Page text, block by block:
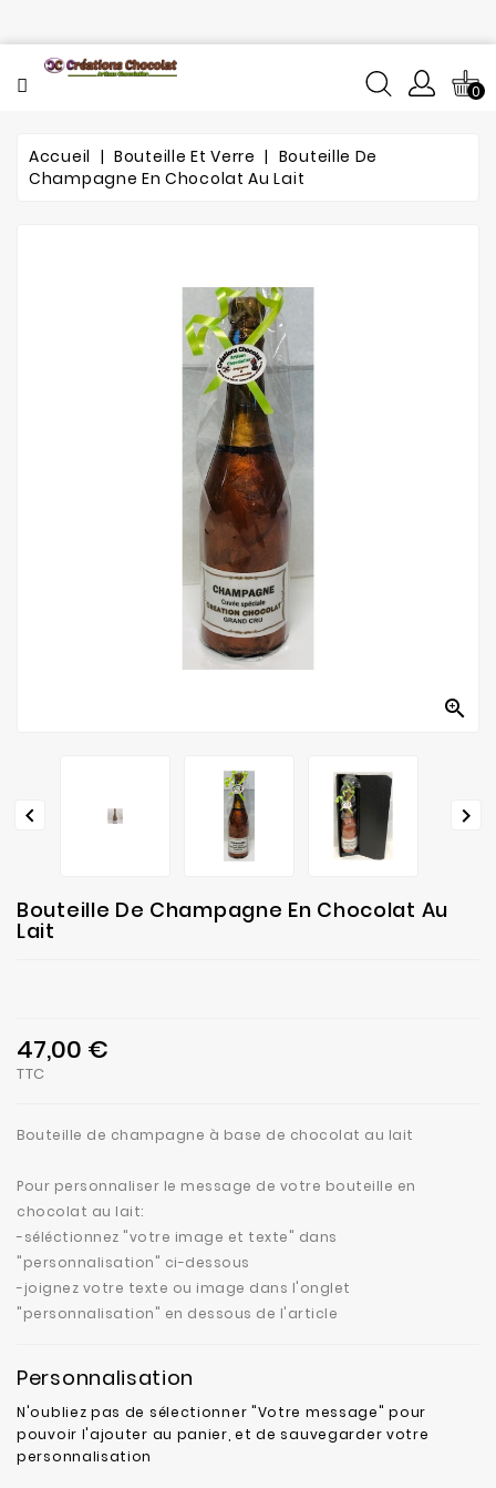
Tout
L'histoire
0
Accueil Bouteille Et Verre
Bouteille De
Champagne En Chocolat Au Lait

 
Bouteille De Champagne En Chocolat Au
Lait
47,00 €
TTC
Bouteille de champagne à base de chocolat au lait
Pour personnaliser le message de votre bouteille en
chocolat au lait:
-séléctionnez "votre image et texte" dans
"personnalisation" ci-dessous
-joignez votre texte ou image dans l'onglet
"personnalisation" en dessous de l'article
Personnalisation
N'oubliez pas de sélectionner "Votre message" pour
pouvoir l'ajouter au panier, et de sauvegarder votre
personnalisation